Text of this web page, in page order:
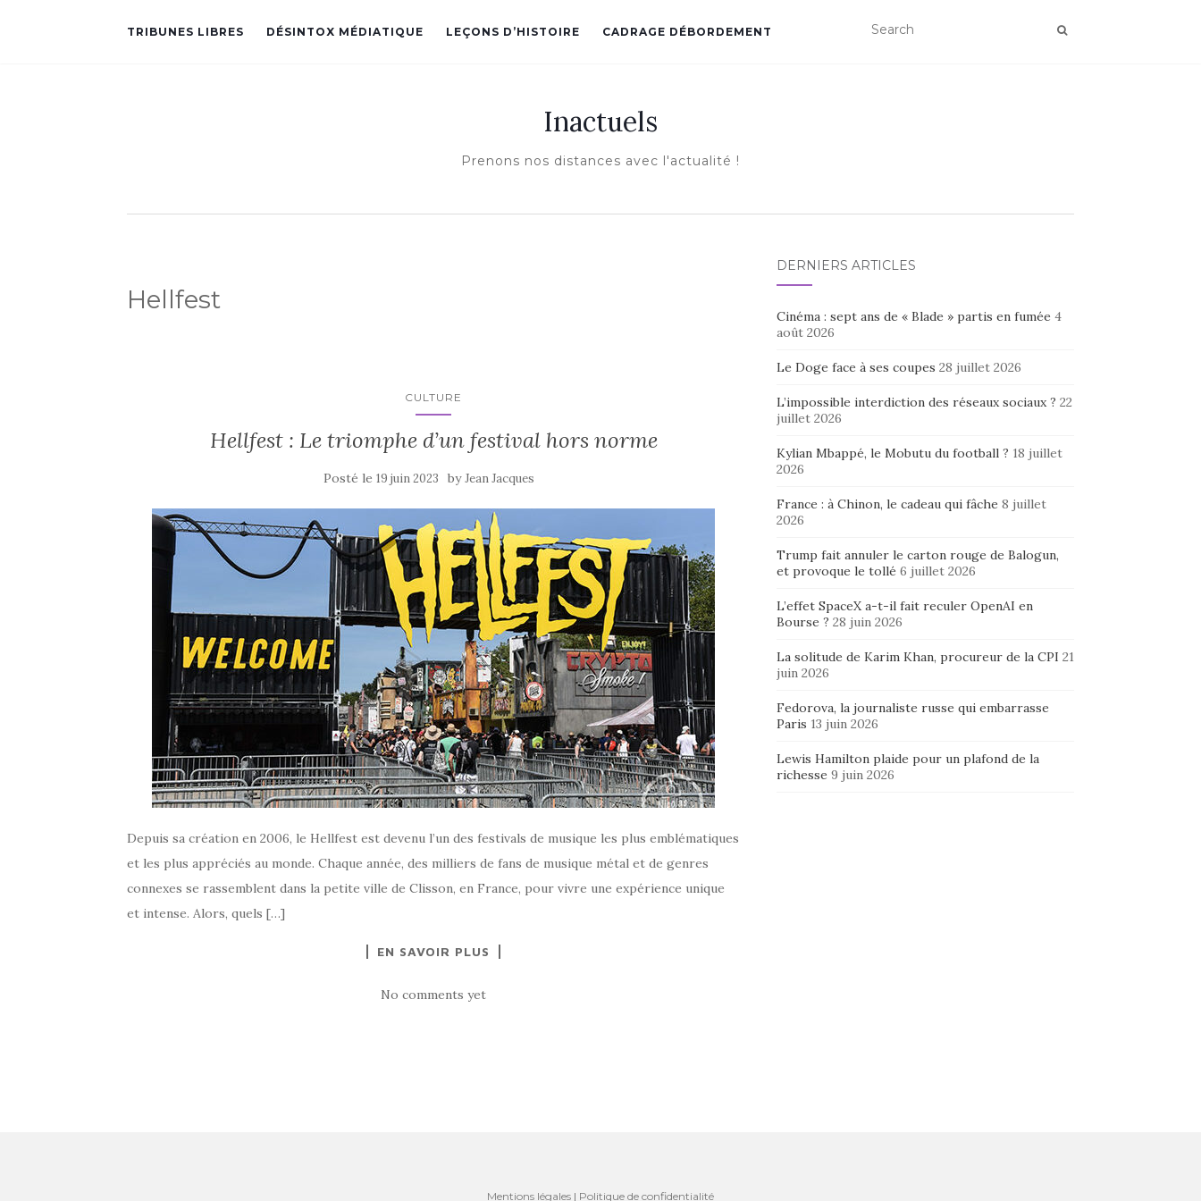
TRIBUNES LIBRES DÉSINTOX MÉDIATIQUE LEÇONS D’HISTOIRE CADRAGE DÉBORDEMENT
Inactuels
Prenons nos distances avec l'actualité !
Hellfest
CULTURE
Hellfest : Le triomphe d’un festival hors norme
Posté le19 juin 2023 byJean Jacques
Depuis sa création en 2006, le Hellfest est devenu l’un des festivals de musique les plus emblématiques
et les plus appréciés au monde. Chaque année, des milliers de fans de musique métal et de genres
connexes se rassemblent dans la petite ville de Clisson, en France, pour vivre une expérience unique
et intense. Alors, quels […]
EN SAVOIR PLUS
No comments yet
DERNIERS ARTICLES
Cinéma : sept ans de « Blade » partis en fumée 4
août 2026
Le Doge face à ses coupes 28 juillet 2026
L’impossible interdiction des réseaux sociaux ? 22
juillet 2026
Kylian Mbappé, le Mobutu du football ? 18 juillet
2026
France : à Chinon, le cadeau qui fâche 8 juillet
2026
Trump fait annuler le carton rouge de Balogun,
et provoque le tollé 6 juillet 2026
L’effet SpaceX a-t-il fait reculer OpenAI en
Bourse ? 28 juin 2026
La solitude de Karim Khan, procureur de la CPI 21
juin 2026
Fedorova, la journaliste russe qui embarrasse
Paris 13 juin 2026
Lewis Hamilton plaide pour un plafond de la
richesse 9 juin 2026
Mentions légales | Politique de confidentialité